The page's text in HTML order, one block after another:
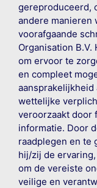
gereproduceerd,
andere manieren
voorafgaande
Organisation
om ervoor te
en compleet
aansprakelijkheid
wettelijke
veroorzaakt door
informatie. Door
raadplegen en te
hij/zij de
om de vereiste
veilige en